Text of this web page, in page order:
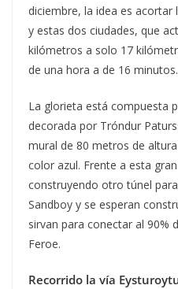
diciembre, la idea es acortar
y estas dos ciudades, que
kilómetros a solo 17
de una hora a de 16 minutos.
La glorieta está compuesta
decorada por Tróndur
mural de 80 metros de
color azul. Frente a esta
construyendo otro túnel
Sandboy y se esperan
sirvan para conectar al 90%
Feroe.
Recorrido la vía